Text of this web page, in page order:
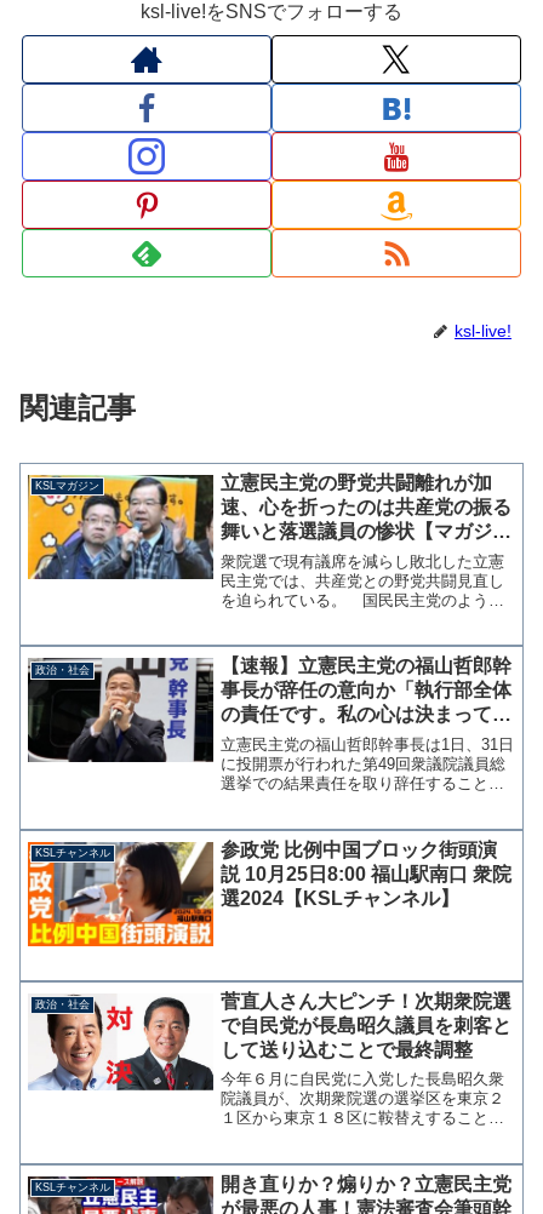
ksl-live!をSNSでフォローする
ksl-live!
関連記事
KSLマガジン
立憲民主党の野党共闘離れが加
速、心を折ったのは共産党の振る
舞いと落選議員の惨状【マガジン
145号】
衆院選で現有議席を減らし敗北した立憲
民主党では、共産党との野党共闘見直し
を迫られている。 国民民主党のように
委員長会談を開催しないことを決めるな
ど、選挙前のように共産党...
政治・社会
【速報】立憲民主党の福山哲郎幹
事長が辞任の意向か「執行部全体
の責任です。私の心は決まってい
ます」
立憲民主党の福山哲郎幹事長は1日、31日
に投開票が行われた第49回衆議院議員総
選挙での結果責任を取り辞任することを
援を賜った皆様に心から感謝申し上げま
す。96議席の獲得...
KSLチャンネル
参政党 比例中国ブロック街頭演
説 10月25日8:00 福山駅南口 衆院
選2024【KSLチャンネル】
政治・社会
菅直人さん大ピンチ！次期衆院選
で自民党が長島昭久議員を刺客と
して送り込むことで最終調整
今年６月に自民党に入党した長島昭久衆
院議員が、次期衆院選の選挙区を東京２
１区から東京１８区に鞍替えすることで
となる。長島氏は菅内閣で防衛政務官を
務めていた。出典：長島昭...
KSLチャンネル
開き直りか？煽りか？立憲民主党
が最悪の人事！憲法審査会筆頭幹